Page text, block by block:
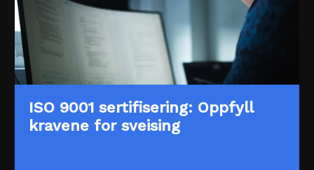
ISO 9001 sertifisering: Oppfyll
kravene for sveising